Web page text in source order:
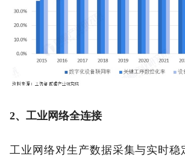
2、工业网络全连接
工业网络对生产数据采集与实时稳